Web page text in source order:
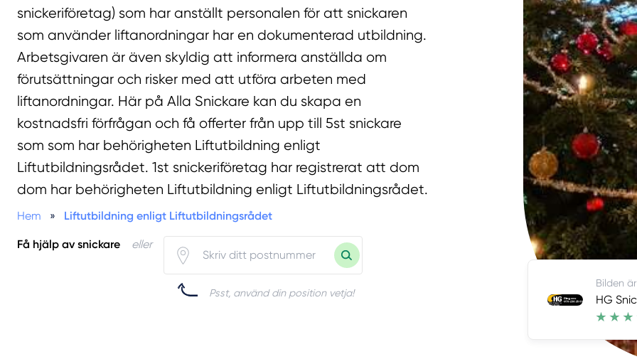
snickeriföretag) som har anställt personalen för att snickaren
som använder liftanordningar har en dokumenterad utbildning.
Arbetsgivaren är även skyldig att informera anställda om
förutsättningar och risker med att utföra arbeten med
liftanordningar. Här på Alla Snickare kan du skapa en
kostnadsfri förfrågan och få offerter från upp till 5st snickare
som som har behörigheten Liftutbildning enligt
Liftutbildningsrådet. 1st snickeriföretag har registrerat att dom
dom har behörigheten Liftutbildning enligt Liftutbildningsrådet.
Hem » Liftutbildning enligt Liftutbildningsrådet
Få hjälp av snickare eller
Psst, använd din position vetja!
Bilden
HG